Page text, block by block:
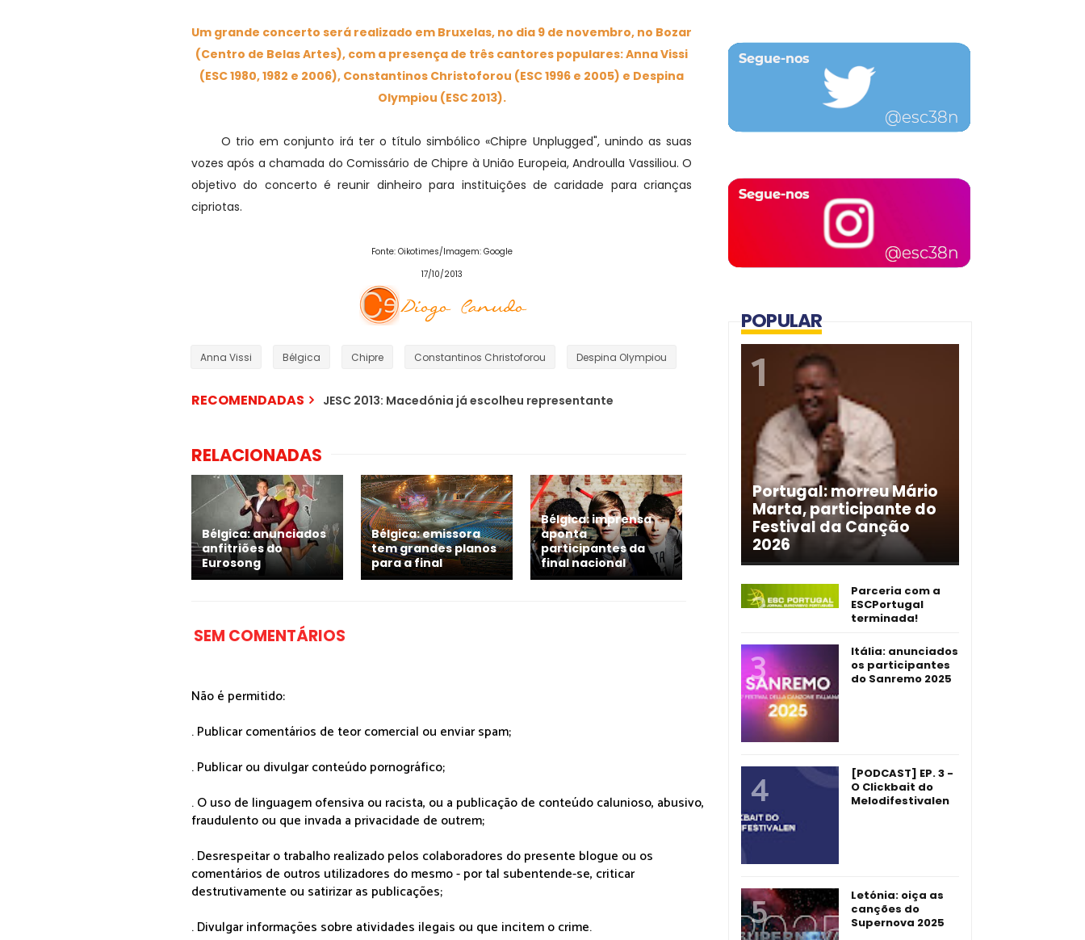
Um grande concerto será realizado em Bruxelas, no dia 9 de novembro, no Bozar
(Centro de Belas Artes), com a presença de três cantores populares: Anna Vissi
(ESC 1980, 1982 e 2006), Constantinos Christoforou (ESC 1996 e 2005) e Despina
Olympiou (ESC 2013).
O trio em conjunto irá ter o título simbólico «Chipre Unplugged", unindo as suas
vozes após a chamada do Comissário de Chipre à União Europeia, Androulla Vassiliou. O
objetivo do concerto é reunir dinheiro para instituições de caridade para crianças
cipriotas.
Fonte: Oikotimes/Imagem: Google
17/10/2013
Anna Vissi Bélgica Chipre Constantinos Christoforou Despina Olympiou
RECOMENDADAS JESC 2013: Macedónia já escolheu representante
RELACIONADAS
Bélgica: anunciados
anfitriões do
Eurosong
Bélgica: emissora
tem grandes planos
para a final
Bélgica: imprensa
aponta
participantes da
final nacional
SEM COMENTÁRIOS
Não é permitido:
. Publicar comentários de teor comercial ou enviar spam;
. Publicar ou divulgar conteúdo pornográfico;
. O uso de linguagem ofensiva ou racista, ou a publicação de conteúdo calunioso, abusivo,
fraudulento ou que invada a privacidade de outrem;
. Desrespeitar o trabalho realizado pelos colaboradores do presente blogue ou os
comentários de outros utilizadores do mesmo - por tal subentende-se, criticar
destrutivamente ou satirizar as publicações;
. Divulgar informações sobre atividades ilegais ou que incitem o crime.
POPULAR
Portugal: morreu Mário
Marta, participante do
Festival da Canção
2026
Parceria com a
ESCPortugal
terminada!
Itália: anunciados
os participantes
do Sanremo 2025
[PODCAST] EP. 3 -
O Clickbait do
Melodifestivalen
Letónia: oiça as
canções do
Supernova 2025